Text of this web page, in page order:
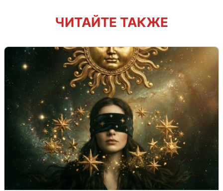
ЧИТАЙТЕ ТАКЖЕ